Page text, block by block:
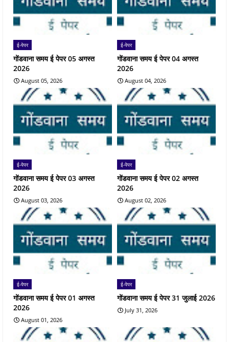
ई-पेपर
गोंडवाना समय ई पेपर 05 अगस्त
2026
August 05, 2026
ई-पेपर
गोंडवाना समय ई पेपर 04 अगस्त
2026
August 04, 2026
ई-पेपर
गोंडवाना समय ई पेपर 03 अगस्त
2026
August 03, 2026
ई-पेपर
गोंडवाना समय ई पेपर 02 अगस्त
2026
August 02, 2026
ई-पेपर
गोंडवाना समय ई पेपर 01 अगस्त
2026
August 01, 2026
ई-पेपर
गोंडवाना समय ई पेपर 31 जुलाई 2026
July 31, 2026